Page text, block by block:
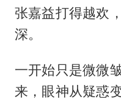
张嘉益打得越欢
深。
一开始只是微微
来，眼神从疑惑